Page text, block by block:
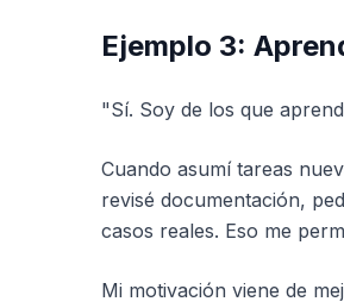
Ejemplo 3:
"Sí. Soy de los que
Cuando asumí tareas
revisé documentación,
casos reales. Eso me
Mi motivación viene de